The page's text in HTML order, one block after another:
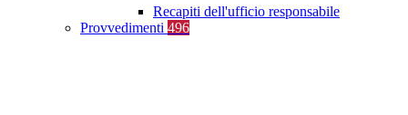
Recapiti dell'ufficio responsabile
Provvedimenti 496